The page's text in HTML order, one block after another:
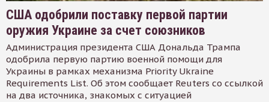
США одобрили поставку первой партии
оружия Украине за счет союзников
Администрация президента США Дональда Трампа
одобрила первую партию военной помощи для
Украины в рамках механизма Priority Ukraine
Requirements List. Об этом сообщает Reuters со ссылкой
на два источника, знакомых с ситуацией